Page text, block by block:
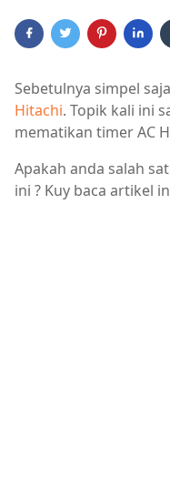
Sebetulnya simpel
Hitachi. Topik kali ini
mematikan timer AC
Apakah anda salah
ini ? Kuy baca artikel